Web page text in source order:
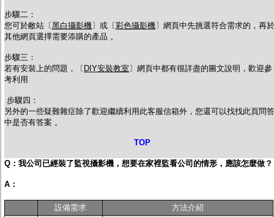
步驟二：
您可於敝站〔黑白攝影機〕或〔彩色攝影機〕網頁中先挑選符合需求的，再於
其他網頁選擇需要添購的產品 。
步驟三：
若有安裝上的問題，〔 DIY安裝教室 〕網頁中都有很詳盡的圖文說明，歡迎參
考利用
步驟四：
另外的一些疑難雜症除了歡迎繼續利用此客服信箱外，您還可以找找此頁問答
中是否有答案 。
TOP
Q：我公司已經裝了監視攝影機，想要在家裡監看公司的情形，應該怎麼做？
A：
設備需求 方法介紹